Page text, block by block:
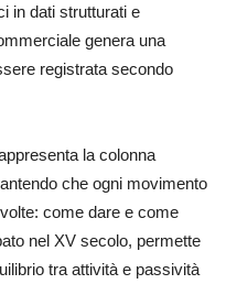
in dati strutturati e
genera una
registrata secondo
la colonna
che ogni movimento
come dare e come
nel XV secolo, permette
tra attività e passività